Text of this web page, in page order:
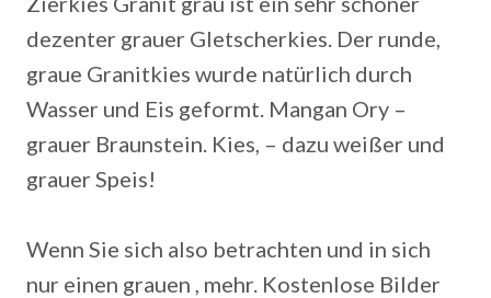
dezenter grauer Gletscherkies. Der runde,
graue Granitkies wurde natürlich durch
Wasser und Eis geformt. Mangan Ory –
grauer Braunstein. Kies, – dazu weißer und
grauer Speis!
Wenn Sie sich also betrachten und in sich
nur einen grauen , mehr. Kostenlose Bilder